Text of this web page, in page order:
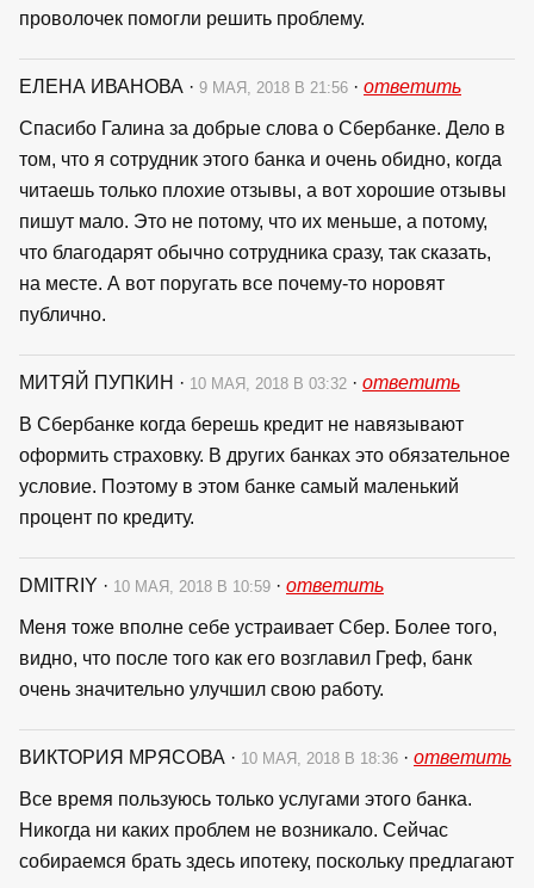
проволочек помогли решить проблему.
ЕЛЕНА ИВАНОВА · 9 МАЯ, 2018 В 21:56 · ответить
Спасибо Галина за добрые слова о Сбербанке. Дело в
том, что я сотрудник этого банка и очень обидно, когда
читаешь только плохие отзывы, а вот хорошие отзывы
пишут мало. Это не потому, что их меньше, а потому,
что благодарят обычно сотрудника сразу, так сказать,
на месте. А вот поругать все почему-то норовят
публично.
МИТЯЙ ПУПКИН · 10 МАЯ, 2018 В 03:32 · ответить
В Сбербанке когда берешь кредит не навязывают
оформить страховку. В других банках это обязательное
условие. Поэтому в этом банке самый маленький
процент по кредиту.
DMITRIY · 10 МАЯ, 2018 В 10:59 · ответить
Меня тоже вполне себе устраивает Сбер. Более того,
видно, что после того как его возглавил Греф, банк
очень значительно улучшил свою работу.
ВИКТОРИЯ МРЯСОВА · 10 МАЯ, 2018 В 18:36 · ответить
Все время пользуюсь только услугами этого банка.
Никогда ни каких проблем не возникало. Сейчас
собираемся брать здесь ипотеку, поскольку предлагают